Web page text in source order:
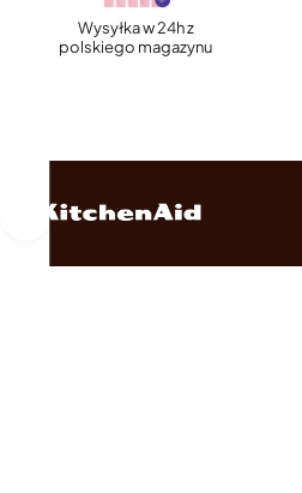
Wysyłka w 24h z
polskiego magazynu